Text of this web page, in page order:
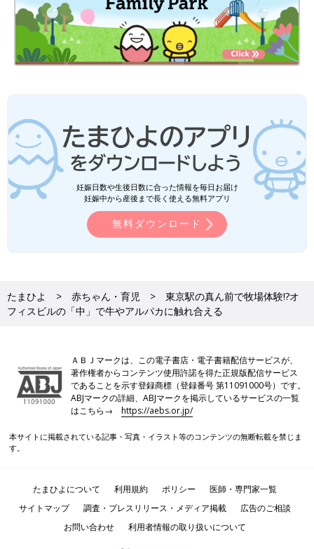
妊娠日数や生後日数に合った情報を毎日お届け
妊娠中から産後まで長く使える無料アプリ
無料ダウンロード
たまひよ 赤ちゃん・育児
東京駅の真ん前で牧場体験!?オ
フィスビルの「中」で牛やアルパカに触れ合える
ＡＢＪマークは、この電子書店・電子書籍配信サービスが、
著作権者からコンテンツ使用許諾を得た正規版配信サービス
であることを示す登録商標（登録番号 第11091000号）です。
ABJマークの詳細、ABJマークを掲示しているサービスの一覧
はこちら→https://aebs.or.jp/
本サイトに掲載されている記事・写真・イラスト等のコンテンツの無断転載を禁じま
す。
たまひよについて 利用規約 ポリシー
医師・専門家一覧
サイトマップ
調査・プレスリリース・メディア掲載
広告のご相談
お問い合わせ
利用者情報の取り扱いについて